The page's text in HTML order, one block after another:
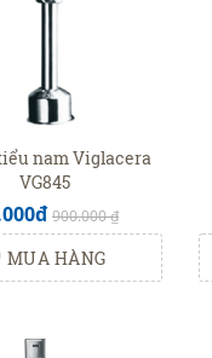
nam Viglacera
VG845
900.000 ₫
MUA HÀNG